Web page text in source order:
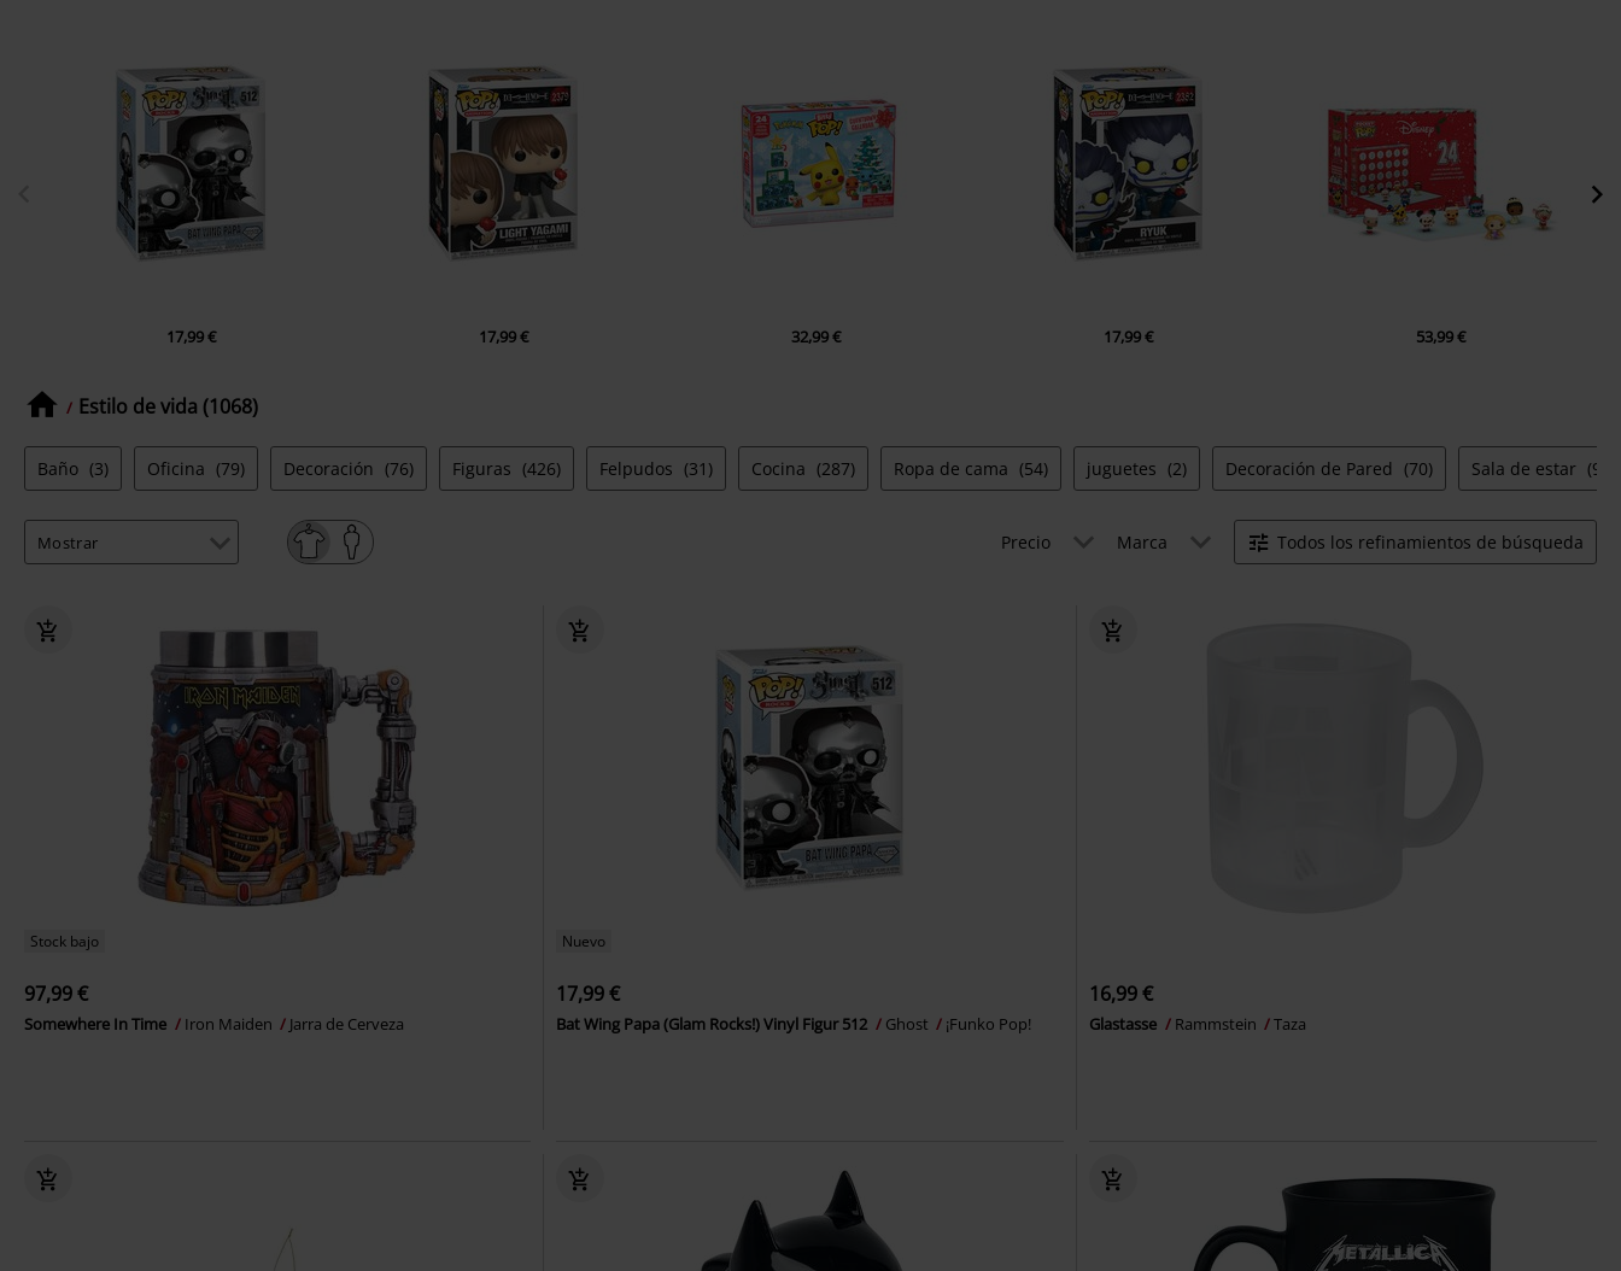
17,99 € 17,99 € 32,99 € 17,99 € 53,99 €
Estilo de vida (1068)
Baño (3) Oficina (79) Decoración (76) Figuras (426) Felpudos (31) Cocina (287) Ropa de cama (54) juguetes (2) Decoración de Pared (70) Sala de estar (93)
Precio Marca Todos los refinamientos de búsqueda
Stock bajo
97,99 €
Somewhere In Time Iron Maiden Jarra de Cerveza
Nuevo
17,99 €
Bat Wing Papa (Glam Rocks!) Vinyl Figur 512 Ghost ¡Funko Pop!
16,99 €
Glastasse Rammstein Taza